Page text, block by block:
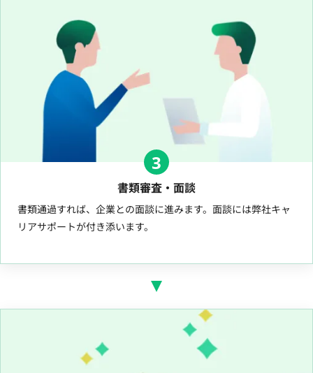
3
書類審査・面談
書類通過すれば、企業との面談に進みます。面談には弊社キャ
リアサポートが付き添います。